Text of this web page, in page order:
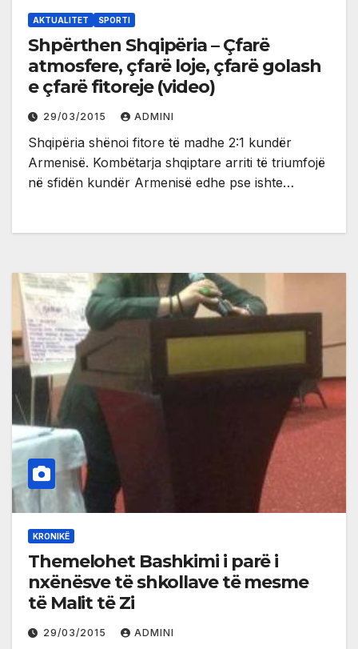
AKTUALITET SPORTI
Shpërthen Shqipëria – Çfarë
atmosfere, çfarë loje, çfarë golash
e çfarë fitoreje (video)
29/03/2015 ADMINI
Shqipëria shënoi fitore të madhe 2:1 kundër
Armenisë. Kombëtarja shqiptare arriti të triumfojë
në sfidën kundër Armenisë edhe pse ishte…
KRONIKË
Themelohet Bashkimi i parë i
nxënësve të shkollave të mesme
të Malit të Zi
29/03/2015 ADMINI